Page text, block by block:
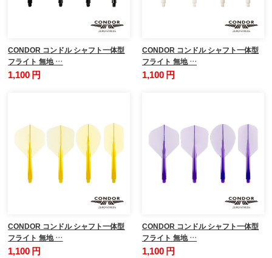
CONDOR コンドル シャフト一体型
フライト 無地 …
1,100 円
CONDOR コンドル シャフト一体型
フライト 無地 …
1,100 円
CONDOR コンドル シャフト一体型
フライト 無地 …
1,100 円
CONDOR コンドル シャフト一体型
フライト 無地 …
1,100 円